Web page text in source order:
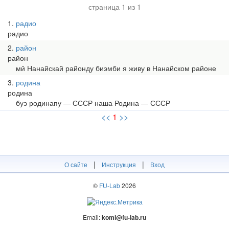
страница 1 из 1
1 радио
радио
2 район
район
мӣ Нанайскай районду биэмби я живу в Нанайском районе
3 родина
родина
буэ родинапу — СССР наша Родина — СССР
<< 1 >>
О сайте | Инструкция | Вход
© FU-Lab2026
Email:komi@fu-lab.ru